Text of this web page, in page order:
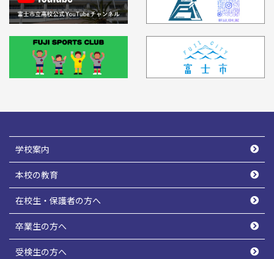
学校案内
本校の教育
在校生・保護者の方へ
卒業生の方へ
受検生の方へ